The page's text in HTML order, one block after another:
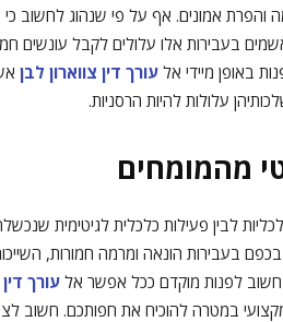
והפרת אמונים. אף על פי שנהוג לחשוב כי
בעבירות אלו עלולים לקבל עונשים
באופן מיידי אל עורך דין צווארון לבן
עלולות להיות הרסניות.
מהמומחים
לבין פעילות כלכלית לגיטימית
בעבירות הונאה ומרמה חמורות,
לפנות מוקדם ככל אפשר אל עורך
מקצועי במטרה להוכיח את חפותכם. חשוב